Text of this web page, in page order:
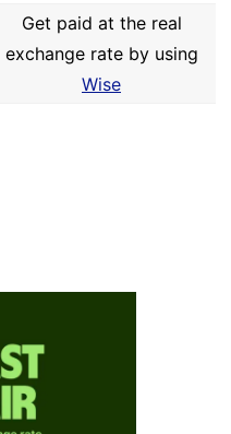
Get paid at the real
exchange rate by using
Wise